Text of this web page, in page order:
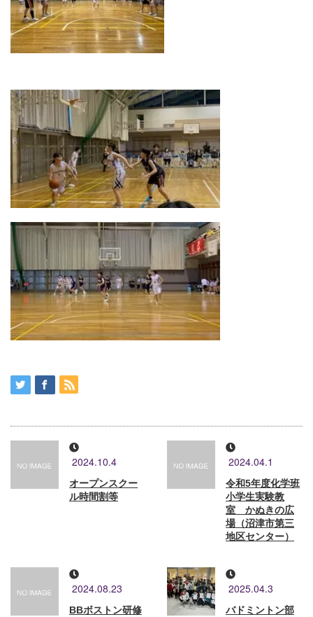
2024.10.4
オープンスクー
ル時間割等
2024.04.1
令和5年度化学班
小学生実験教
室 かぬきの広
場（沼津市第三
地区センター）
2024.08.23
BBボストン研修
2025.04.3
バドミントン部